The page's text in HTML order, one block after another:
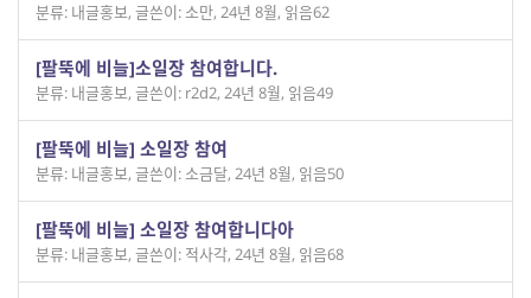
분류: 내글홍보, 글쓴이: 소만, 24년 8월, 읽음62
[팔뚝에 비늘]소일장 참여합니다.
분류: 내글홍보, 글쓴이: r2d2, 24년 8월, 읽음49
[팔뚝에 비늘] 소일장 참여
분류: 내글홍보, 글쓴이: 소금달, 24년 8월, 읽음50
[팔뚝에 비늘] 소일장 참여합니다아
분류: 내글홍보, 글쓴이: 적사각, 24년 8월, 읽음68